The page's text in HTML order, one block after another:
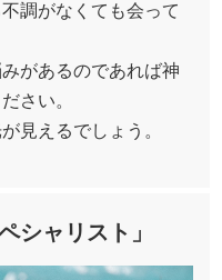
調がなくても会って
があるのであれば神
さい。
見えるでしょう。
シャリスト」